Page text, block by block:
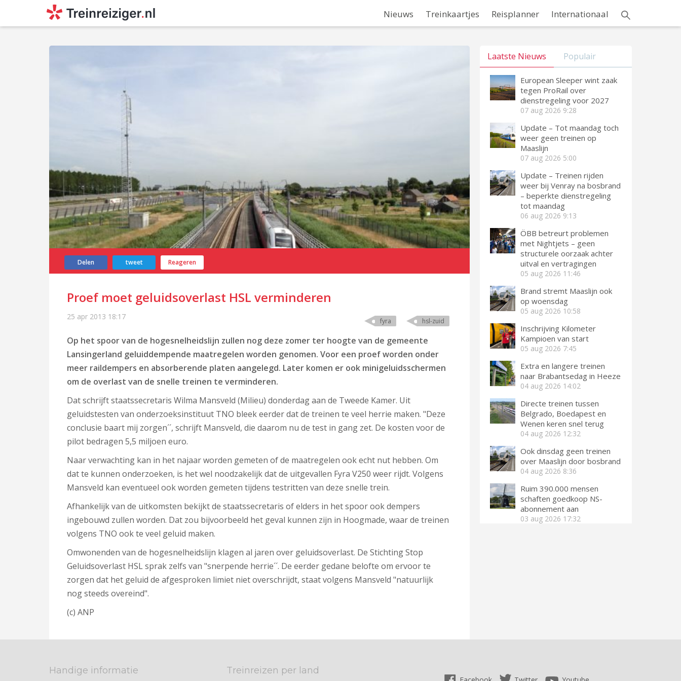
Nieuws Treinkaartjes Reisplanner Internationaal
Delen tweet Reageren
Proef moet geluidsoverlast HSL verminderen
25 apr 2013 18:17 fyra hsl-zuid
Op het spoor van de hogesnelheidslijn zullen nog deze zomer ter hoogte van de gemeente
Lansingerland geluiddempende maatregelen worden genomen. Voor een proef worden onder
meer raildempers en absorberende platen aangelegd. Later komen er ook minigeluidsschermen
om de overlast van de snelle treinen te verminderen.
Dat schrijft staatssecretaris Wilma Mansveld (Milieu) donderdag aan de Tweede Kamer. Uit
geluidstesten van onderzoeksinstituut TNO bleek eerder dat de treinen te veel herrie maken. "Deze
conclusie baart mij zorgen´´, schrijft Mansveld, die daarom nu de test in gang zet. De kosten voor de
pilot bedragen 5,5 miljoen euro.
Naar verwachting kan in het najaar worden gemeten of de maatregelen ook echt nut hebben. Om
dat te kunnen onderzoeken, is het wel noodzakelijk dat de uitgevallen Fyra V250 weer rijdt. Volgens
Mansveld kan eventueel ook worden gemeten tijdens testritten van deze snelle trein.
Afhankelijk van de uitkomsten bekijkt de staatssecretaris of elders in het spoor ook dempers
ingebouwd zullen worden. Dat zou bijvoorbeeld het geval kunnen zijn in Hoogmade, waar de treinen
volgens TNO ook te veel geluid maken.
Omwonenden van de hogesnelheidslijn klagen al jaren over geluidsoverlast. De Stichting Stop
Geluidsoverlast HSL sprak zelfs van "snerpende herrie´´. De eerder gedane belofte om ervoor te
zorgen dat het geluid de afgesproken limiet niet overschrijdt, staat volgens Mansveld "natuurlijk
nog steeds overeind".
(c) ANP
Laatste Nieuws Populair
European Sleeper wint zaak
tegen ProRail over
dienstregeling voor 2027
07 aug 2026 9:28
Update – Tot maandag toch
weer geen treinen op
Maaslijn
07 aug 2026 5:00
Update – Treinen rijden
weer bij Venray na bosbrand
– beperkte dienstregeling
tot maandag
06 aug 2026 9:13
ÖBB betreurt problemen
met Nightjets – geen
structurele oorzaak achter
uitval en vertragingen
05 aug 2026 11:46
Brand stremt Maaslijn ook
op woensdag
05 aug 2026 10:58
Inschrijving Kilometer
Kampioen van start
05 aug 2026 7:45
Extra en langere treinen
naar Brabantsedag in Heeze
04 aug 2026 14:02
Directe treinen tussen
Belgrado, Boedapest en
Wenen keren snel terug
04 aug 2026 12:32
Ook dinsdag geen treinen
over Maaslijn door bosbrand
04 aug 2026 8:36
Ruim 390.000 mensen
schaften goedkoop NS-
abonnement aan
03 aug 2026 17:32
Handige informatie Treinreizen per land